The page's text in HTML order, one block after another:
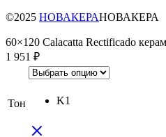
©2025 НОВАКЕРАНОВАКЕРА
60×120 Calacatta Rectificado
1 951 ₽
Тон K1